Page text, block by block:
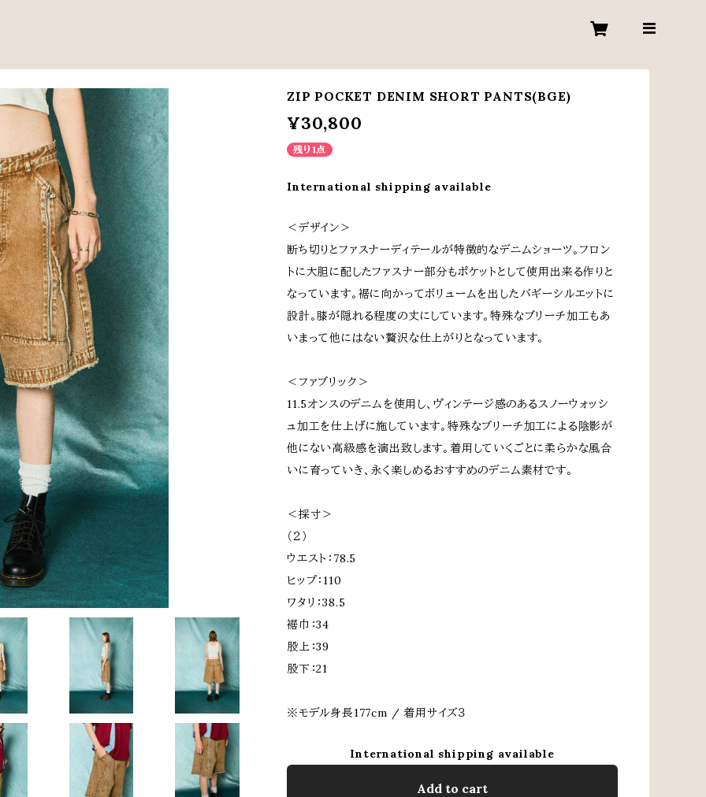
ZIP POCKET DENIM SHORT PANTS(BGE)
¥30,800
残り1点
International shipping available
＜デザイン＞
断ち切りとファスナーディテールが特徴的なデニムショーツ。フロン
トに大胆に配したファスナー部分もポケットとして使用出来る作りと
なっています。裾に向かってボリュームを出したバギーシルエットに
設計。膝が隠れる程度の丈にしています。特殊なブリーチ加工もあ
いまって他にはない贅沢な仕上がりとなっています。
＜ファブリック＞
11.5オンスのデニムを使用し、ヴィンテージ感のあるスノーウォッシ
ュ加工を仕上げに施しています。特殊なブリーチ加工による陰影が
他にない高級感を演出致します。着用していくごとに柔らかな風合
いに育っていき、永く楽しめるおすすめのデニム素材です。
＜採寸＞
（２）
ウエスト：78.5
ヒップ：110
ワタリ：38.5
裾巾：34
股上：39
股下：21
※モデル身長177cm / 着用サイズ３
International shipping available
Add to cart